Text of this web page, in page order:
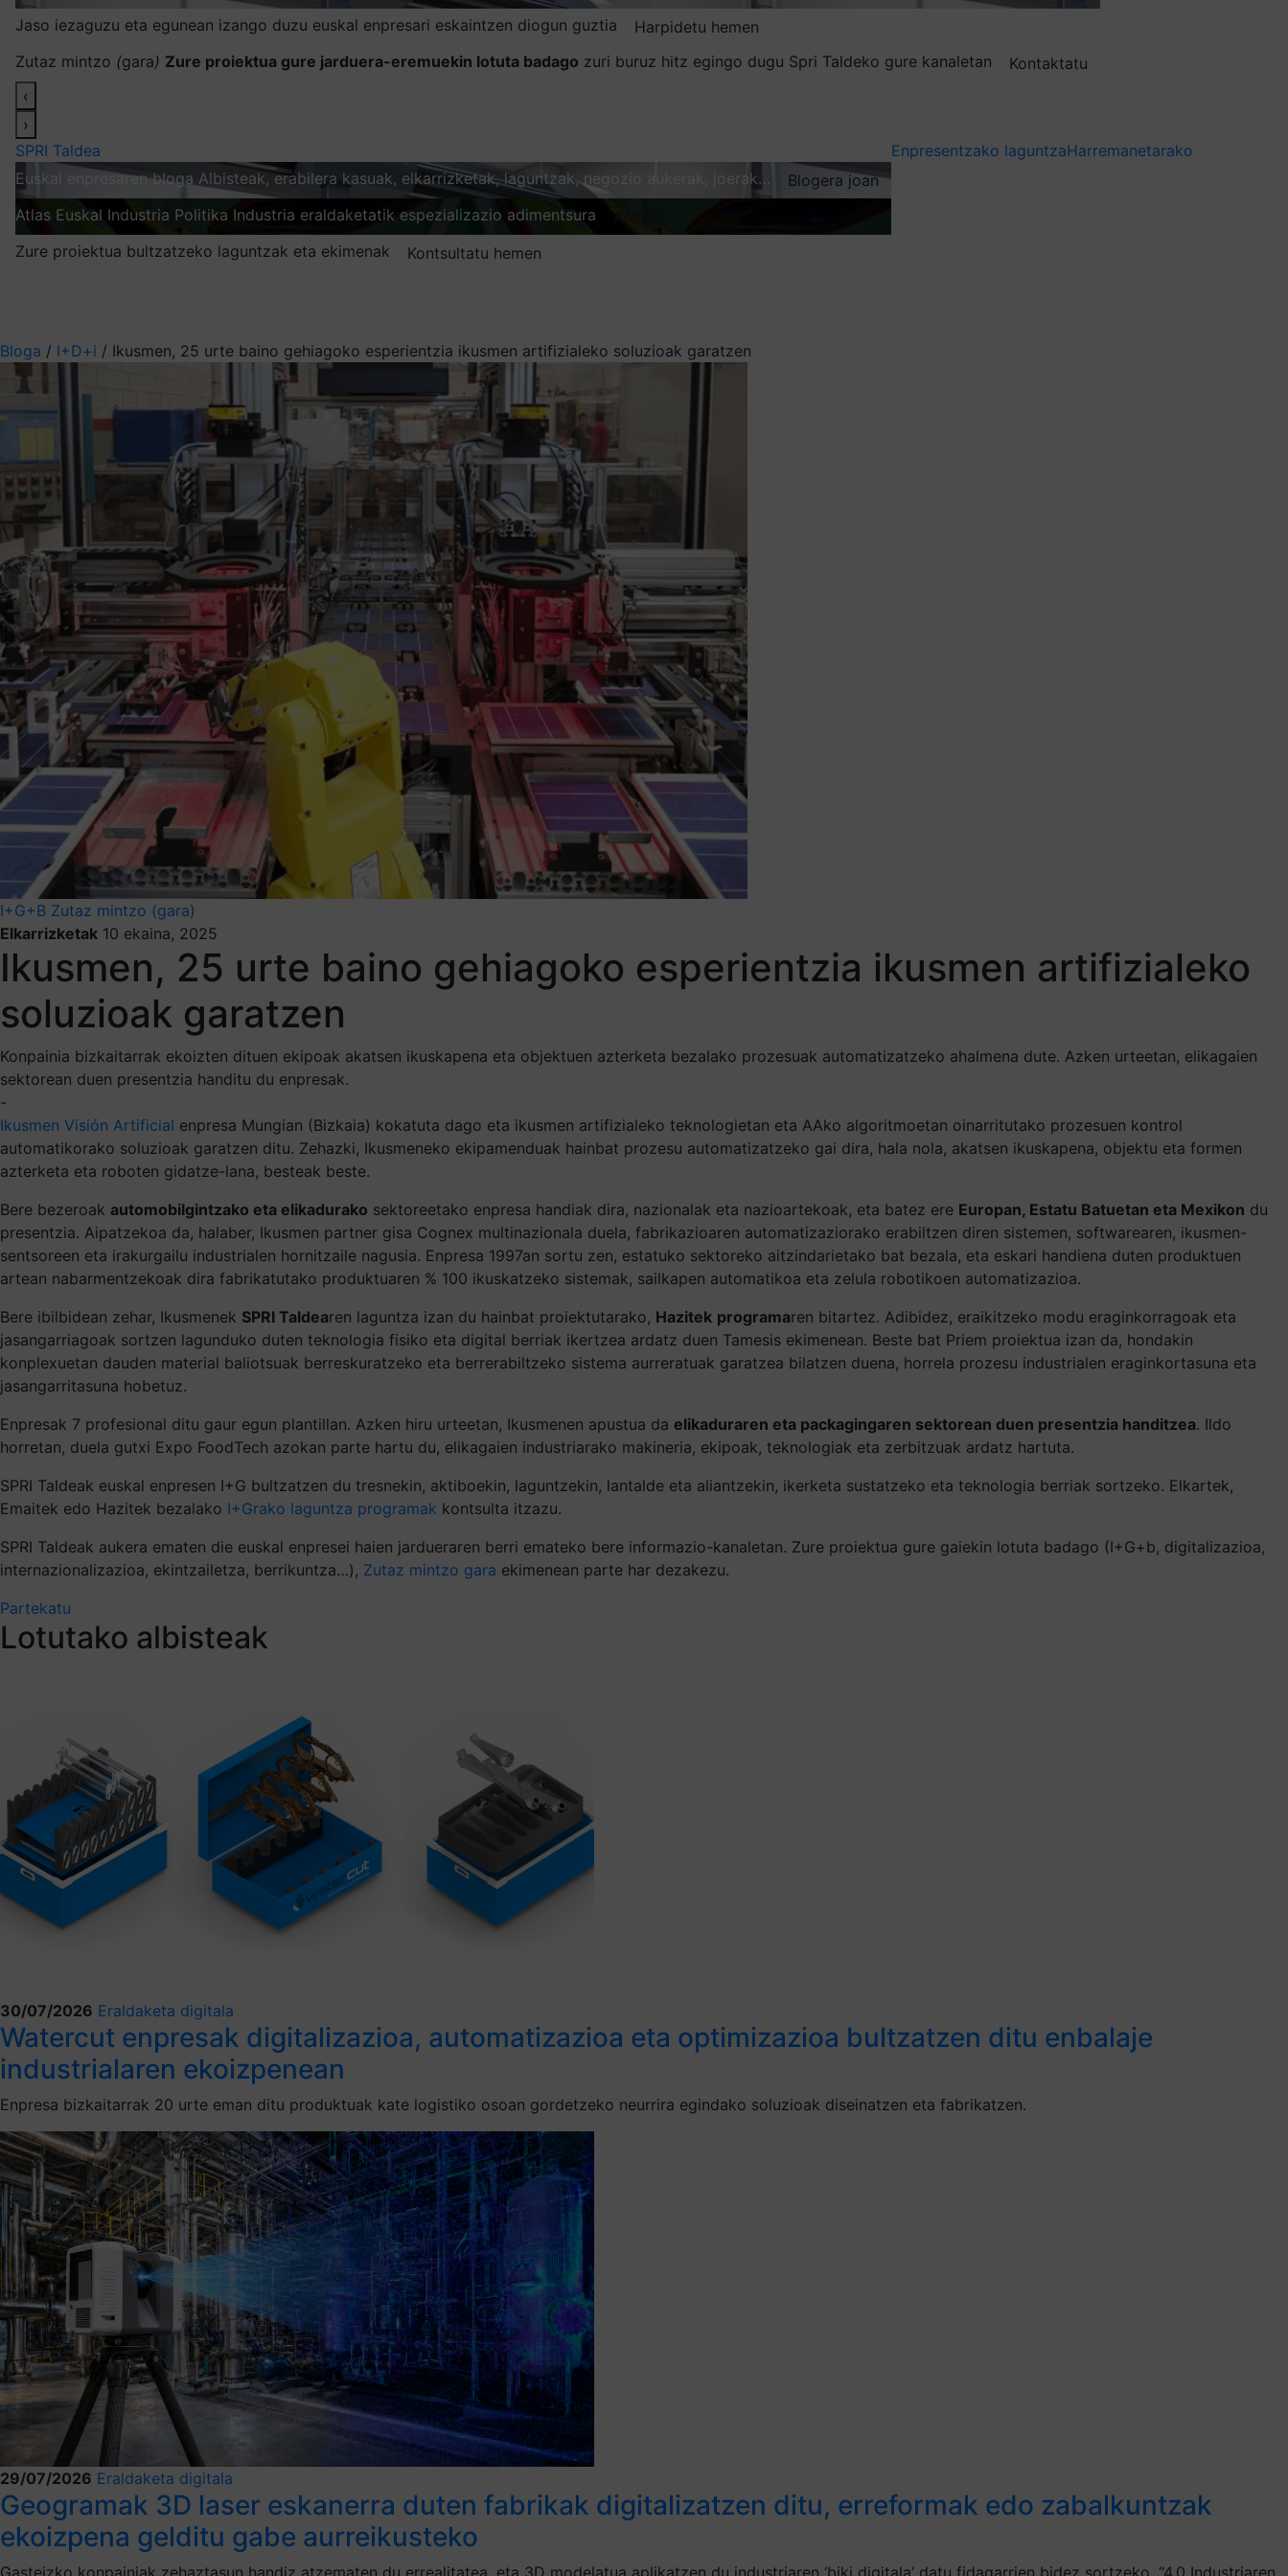
Jaso iezaguzu eta egunean izango duzu euskal enpresari eskaintzen diogun guztia
Harpidetu hemen
Zutaz mintzo (gara) Zure proiektua gure jarduera-eremuekin lotuta badago zuri buruz hitz egingo dugu Spri Taldeko gure kanaletan
Kontaktatu
‹
›
SPRI Taldea
Euskal enpresaren bloga Albisteak, erabilera kasuak, elkarrizketak, laguntzak, negozio aukerak, joerak…
Blogera joan
Atlas Euskal Industria Politika Industria eraldaketatik espezializazio adimentsura
Zure proiektua bultzatzeko laguntzak eta ekimenak
Kontsultatu hemen
Enpresentzako laguntzaHarremanetarako
Bloga / I+D+i / Ikusmen, 25 urte baino gehiagoko esperientzia ikusmen artifizialeko soluzioak garatzen
I+G+B Zutaz mintzo (gara)
Elkarrizketak 10 ekaina, 2025
Ikusmen, 25 urte baino gehiagoko esperientzia ikusmen artifizialeko
soluzioak garatzen
Konpainia bizkaitarrak ekoizten dituen ekipoak akatsen ikuskapena eta objektuen azterketa bezalako prozesuak automatizatzeko ahalmena dute. Azken urteetan, elikagaien
sektorean duen presentzia handitu du enpresak.
-
Ikusmen Visión Artificial enpresa Mungian (Bizkaia) kokatuta dago eta ikusmen artifizialeko teknologietan eta AAko algoritmoetan oinarritutako prozesuen kontrol
automatikorako soluzioak garatzen ditu. Zehazki, Ikusmeneko ekipamenduak hainbat prozesu automatizatzeko gai dira, hala nola, akatsen ikuskapena, objektu eta formen
azterketa eta roboten gidatze-lana, besteak beste.
Bere bezeroak automobilgintzako eta elikadurako sektoreetako enpresa handiak dira, nazionalak eta nazioartekoak, eta batez ere Europan, Estatu Batuetan eta Mexikon du
presentzia. Aipatzekoa da, halaber, Ikusmen partner gisa Cognex multinazionala duela, fabrikazioaren automatizaziorako erabiltzen diren sistemen, softwarearen, ikusmen-
sentsoreen eta irakurgailu industrialen hornitzaile nagusia. Enpresa 1997an sortu zen, estatuko sektoreko aitzindarietako bat bezala, eta eskari handiena duten produktuen
artean nabarmentzekoak dira fabrikatutako produktuaren % 100 ikuskatzeko sistemak, sailkapen automatikoa eta zelula robotikoen automatizazioa.
Bere ibilbidean zehar, Ikusmenek SPRI Taldearen laguntza izan du hainbat proiektutarako, Hazitek programaren bitartez. Adibidez, eraikitzeko modu eraginkorragoak eta
jasangarriagoak sortzen lagunduko duten teknologia fisiko eta digital berriak ikertzea ardatz duen Tamesis ekimenean. Beste bat Priem proiektua izan da, hondakin
konplexuetan dauden material baliotsuak berreskuratzeko eta berrerabiltzeko sistema aurreratuak garatzea bilatzen duena, horrela prozesu industrialen eraginkortasuna eta
jasangarritasuna hobetuz.
Enpresak 7 profesional ditu gaur egun plantillan. Azken hiru urteetan, Ikusmenen apustua da elikaduraren eta packagingaren sektorean duen presentzia handitzea. Ildo
horretan, duela gutxi Expo FoodTech azokan parte hartu du, elikagaien industriarako makineria, ekipoak, teknologiak eta zerbitzuak ardatz hartuta.
SPRI Taldeak euskal enpresen I+G bultzatzen du tresnekin, aktiboekin, laguntzekin, lantalde eta aliantzekin, ikerketa sustatzeko eta teknologia berriak sortzeko. Elkartek,
Emaitek edo Hazitek bezalako I+Grako laguntza programak kontsulta itzazu.
SPRI Taldeak aukera ematen die euskal enpresei haien jardueraren berri emateko bere informazio-kanaletan. Zure proiektua gure gaiekin lotuta badago (I+G+b, digitalizazioa,
internazionalizazioa, ekintzailetza, berrikuntza…), Zutaz mintzo gara ekimenean parte har dezakezu.
Partekatu
Lotutako albisteak
30/07/2026 Eraldaketa digitala
Watercut enpresak digitalizazioa, automatizazioa eta optimizazioa bultzatzen ditu enbalaje
industrialaren ekoizpenean
Enpresa bizkaitarrak 20 urte eman ditu produktuak kate logistiko osoan gordetzeko neurrira egindako soluzioak diseinatzen eta fabrikatzen.
29/07/2026 Eraldaketa digitala
Geogramak 3D laser eskanerra duten fabrikak digitalizatzen ditu, erreformak edo zabalkuntzak
ekoizpena gelditu gabe aurreikusteko
Gasteizko konpainiak zehaztasun handiz atzematen du errealitatea, eta 3D modelatua aplikatzen du industriaren ‘biki digitala’ datu fidagarrien bidez sortzeko. “4.0 Industriaren